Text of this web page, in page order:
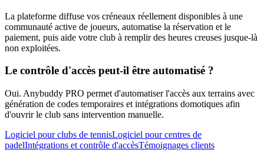
La plateforme diffuse vos créneaux réellement disponibles à une
communauté active de joueurs, automatise la réservation et le
paiement, puis aide votre club à remplir des heures creuses jusque-là
non exploitées.
Le contrôle d'accès peut-il être automatisé ?
Oui. Anybuddy PRO permet d'automatiser l'accès aux terrains avec
génération de codes temporaires et intégrations domotiques afin
d'ouvrir le club sans intervention manuelle.
Logiciel pour clubs de tennisLogiciel pour centres de
padelIntégrations et contrôle d'accèsTémoignages clients